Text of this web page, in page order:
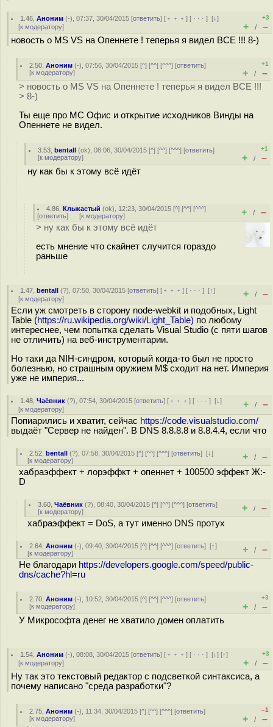
1.46 ,Аноним (-), 07:37, 30/04/2015 [ответить] [ ﹢﹢﹢] [ · · ·][↓]
[к модератору]
+3
+ / –
новость о MS VS на Опеннете ! теперья я видел ВСЕ !!! 8-)
2.50 ,Аноним (-), 07:56, 30/04/2015 [^] [^^] [^^^] [ответить]
[к модератору]
+1
+ / –
> новость о MS VS на Опеннете ! теперья я видел ВСЕ !!!
> 8-)
Ты еще про МС Офис и открытие исходников Винды на
Опеннете не видел.
3.53 ,bentall (ok), 08:06, 30/04/2015 [^] [^^] [^^^] [ответить]
[к модератору]
+1
+ / –
ну как бы к этому всё идёт
4.86 ,Клыкастый (ok), 12:23, 30/04/2015 [^] [^^] [^^^]
[ответить] [к модератору] + / –
> ну как бы к этому всё идёт
есть мнение что скайнет случится гораздо
раньше
1.47 ,bentall (?), 07:50, 30/04/2015 [ответить] [ ﹢﹢﹢] [ · · ·][↑]
[к модератору] + / –
Если уж смотреть в сторону node-webkit и подобных, Light
Table (https://ru.wikipedia.org/wiki/Light_Table) по любому
интереснее, чем попытка сделать Visual Studio (с пяти шагов
не отличить) на веб-инструментарии.
Но таки да NIH-синдром, который когда-то был не просто
болезнью, но страшным оружием M$ сходит на нет. Империя
уже не империя...
1.48 ,Чаёвник (?), 07:54, 30/04/2015 [ответить] [ ﹢﹢﹢] [ · · ·][↓]
[к модератору] + / –
Попиарились и хватит, сейчас https://code.visualstudio.com/
выдаёт "Сервер не найден". В DNS 8.8.8.8 и 8.8.4.4, если что
2.52 ,bentall (?), 07:58, 30/04/2015 [^] [^^] [^^^] [ответить][↓]
[к модератору] + / –
хабраэффект + лорэффкт + опеннет + 100500 эффект Ж:-
D
3.60 ,Чаёвник (?), 08:40, 30/04/2015 [^] [^^] [^^^] [ответить]
[к модератору] + / –
хабраэффект = DoS, а тут именно DNS протух
2.64 ,Аноним (-), 09:40, 30/04/2015 [^] [^^] [^^^] [ответить][↑]
[к модератору] + / –
Не благодари https://developers.google.com/speed/public-
dns/cache?hl=ru
2.70 ,Аноним (-), 10:52, 30/04/2015 [^] [^^] [^^^] [ответить]
[к модератору]
+3
+ / –
У Микрософта денег не хватило домен оплатить
1.54 ,Аноним (-), 08:08, 30/04/2015 [ответить] [ ﹢﹢﹢] [ · · ·][↓] [↑]
[к модератору]
+3
+ / –
Ну так это текстовый редактор с подсветкой синтаксиса, а
почему написано "среда разработки"?
2.75 ,Аноним (-), 11:34, 30/04/2015 [^] [^^] [^^^] [ответить]
[к модератору]
–1
+ / –